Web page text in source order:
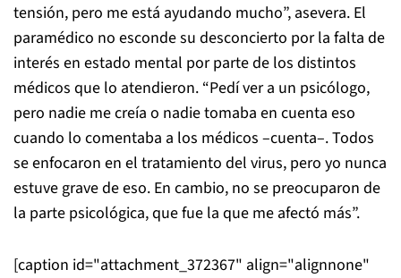
tensión, pero me está ayudando mucho”, asevera. El
paramédico no esconde su desconcierto por la falta de
interés en estado mental por parte de los distintos
médicos que lo atendieron. “Pedí ver a un psicólogo,
pero nadie me creía o nadie tomaba en cuenta eso
cuando lo comentaba a los médicos –cuenta–. Todos
se enfocaron en el tratamiento del virus, pero yo nunca
estuve grave de eso. En cambio, no se preocuparon de
la parte psicológica, que fue la que me afectó más”.
[caption id="attachment_372367" align="alignnone"